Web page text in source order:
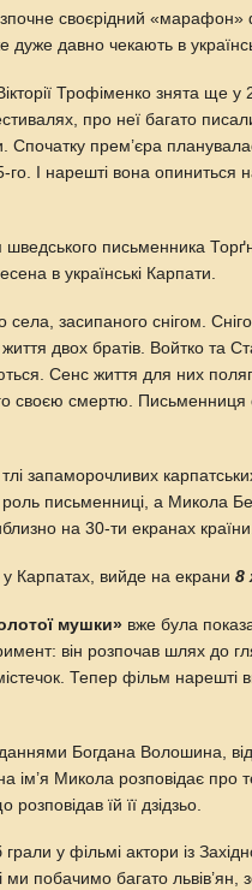
своєрідний «марафон»
дуже давно чекають в
Трофіменко знята ще у
про неї багато
Спочатку прем’єра
І нарешті вона опиниться
письменника
в українські Карпати.
засипаного снігом.
двох братів. Войтко та
Сенс життя для них
своєю смертю. Письменниця
запаморочливих
роль письменниці, а Микола
на 30-ти екранах країни.
у Карпатах, вийде на екрани8
мушки» вже була
він розпочав шлях до
Тепер фільм нарешті
Богдана Волошина,
ім’я Микола розповідає про
їй її дзідзьо.
у фільмі актори із
побачимо багато львів’ян,